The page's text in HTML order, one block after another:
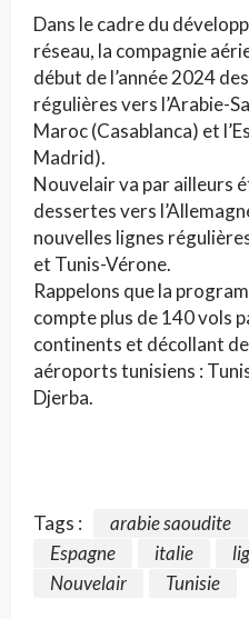
Dans le cadre du
réseau, la compagnie
début de l’année 2024
régulières vers l’Arabie-
Maroc (Casablanca) et
Madrid).
Nouvelair va par ailleurs
dessertes vers
nouvelles lignes
et Tunis-Vérone.
Rappelons que la
compte plus de 140 vols
continents et décollant
aéroports tunisiens :
Djerba.
Tags : arabie saoudite
Espagne
italie
Nouvelair
Tunisie